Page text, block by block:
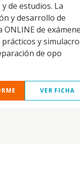
de estudios. La
y desarrollo de
de
y
de opo
VER FICHA